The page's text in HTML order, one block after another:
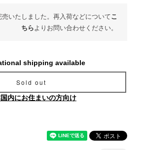
いたしました。再入荷などについてこ
ちらよりお問い合わせください。
shipping available
Sold out
国内にお住まいの方向け